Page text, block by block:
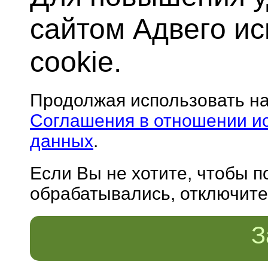
сайтом Адвего
cookie.
Продолжая использовать
Соглашения в отношении
данных.
Если Вы не хотите, чтобы
обрабатывались,